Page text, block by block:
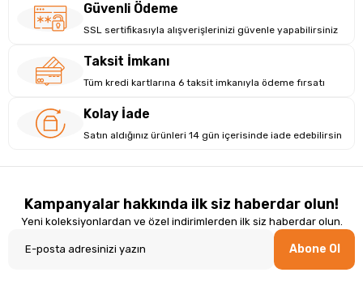
Güvenli Ödeme
SSL sertifikasıyla alışverişlerinizi güvenle yapabilirsiniz
Taksit İmkanı
Tüm kredi kartlarına 6 taksit imkanıyla ödeme fırsatı
Kolay İade
Satın aldığınız ürünleri 14 gün içerisinde iade edebilirsin
Kampanyalar hakkında ilk siz haberdar olun!
Yeni koleksiyonlardan ve özel indirimlerden ilk siz haberdar olun.
Abone Ol